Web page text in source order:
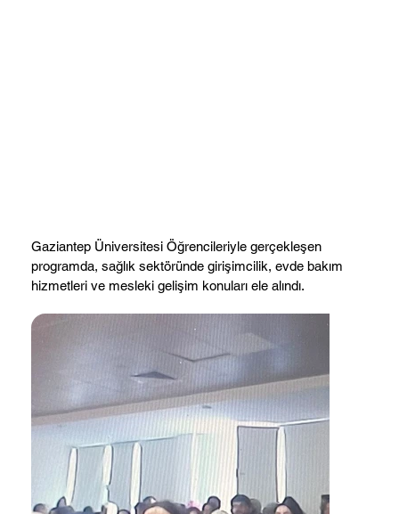
Gaziantep Üniversitesi Öğrencileriyle gerçekleşen
programda, sağlık sektöründe girişimcilik, evde bakım
hizmetleri ve mesleki gelişim konuları ele alındı.